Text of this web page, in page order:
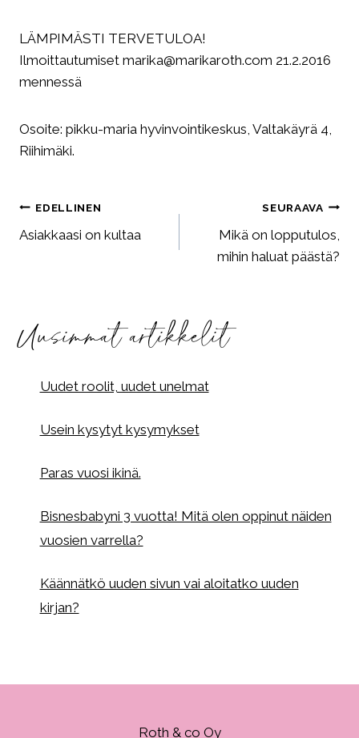
LÄMPIMÄSTI TERVETULOA!
Ilmoittautumiset marika@marikaroth.com 21.2.2016
mennessä
Osoite: pikku-maria hyvinvointikeskus, Valtakäyrä 4,
Riihimäki.
Artikkelien
selaus
EDELLINEN
Asiakkaasi on kultaa
SEURAAVA
Mikä on lopputulos,
mihin haluat päästä?
Uusimmat artikkelit
Uudet roolit, uudet unelmat
Usein kysytyt kysymykset
Paras vuosi ikinä.
Bisnesbabyni 3 vuotta! Mitä olen oppinut näiden
vuosien varrella?
Käännätkö uuden sivun vai aloitatko uuden
kirjan?
Roth & co Oy